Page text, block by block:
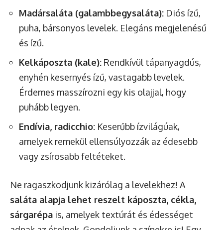
Madársaláta (galambbegysaláta): Diós ízű,
puha, bársonyos levelek. Elegáns megjelenésű
és ízű.
Kelkáposzta (kale): Rendkívül tápanyagdús,
enyhén kesernyés ízű, vastagabb levelek.
Érdemes masszírozni egy kis olajjal, hogy
puhább legyen.
Endívia, radicchio: Keserűbb ízvilágúak,
amelyek remekül ellensúlyozzák az édesebb
vagy zsírosabb feltéteket.
Ne ragaszkodjunk kizárólag a levelekhez! A
saláta alapja lehet reszelt káposzta, cékla,
sárgarépa is, amelyek textúrát és édességet